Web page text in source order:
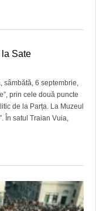
Sate
sâmbătă, 6 septembrie,
prin cele două puncte
de la Parța. La Muzeul
În satul Traian Vuia,